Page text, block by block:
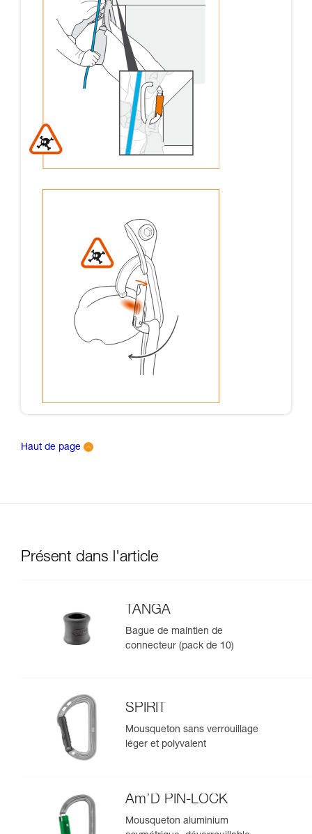
Haut de page
Présent dans l'article
TANGA
Bague de maintien de
connecteur (pack de 10)
SPIRIT
Mousqueton sans verrouillage
léger et polyvalent
Am’D PIN-LOCK
Mousqueton aluminium